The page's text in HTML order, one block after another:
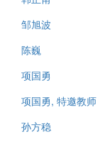
邹旭波
陈巍
项国勇
项国勇, 特邀教师
孙方稳